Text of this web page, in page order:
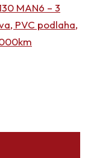
MAN6 – 3
PVC podlaha,